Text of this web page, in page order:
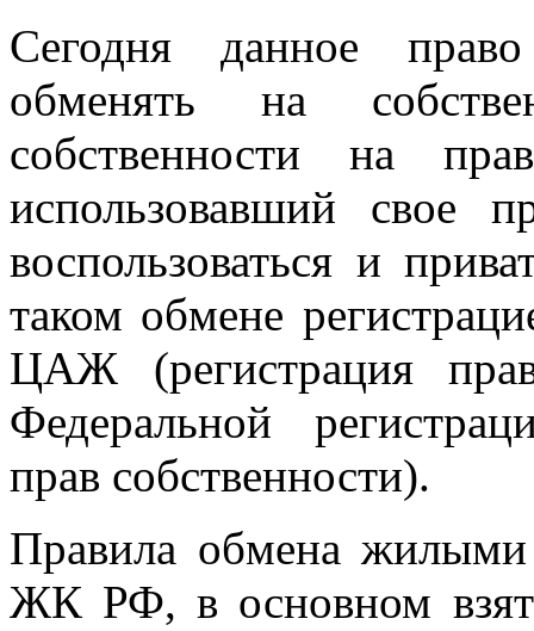
Сегодня данное
обменять на
собственности на
использовавший свое
воспользоваться и
таком обмене
ЦАЖ (регистрация
Федеральной
прав собственности).
Правила обмена
ЖК РФ, в основном